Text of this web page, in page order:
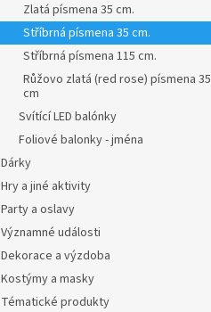
Zlatá písmena 35 cm.
Stříbrná písmena 35 cm.
Stříbrná písmena 115 cm.
Růžovo zlatá (red rose) písmena 35
cm
Svítící LED balónky
Foliové balonky - jména
Dárky
Hry a jiné aktivity
Party a oslavy
Významné události
Dekorace a výzdoba
Kostýmy a masky
Tématické produkty